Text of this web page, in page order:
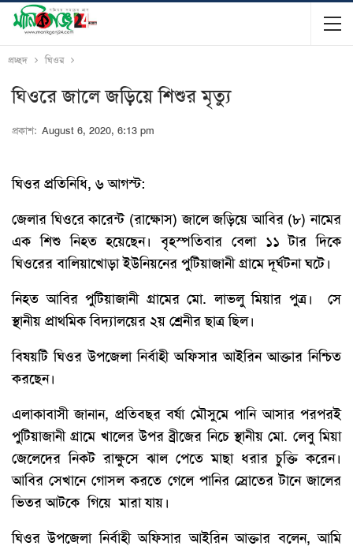
প্রচ্ছদ ঘিওর
ঘিওরে জালে জড়িয়ে শিশুর মৃত্যু
প্রকাশ: August 6, 2020, 6:13 pm
ঘিওর প্রতিনিধি, ৬ আগস্ট:
জেলার ঘিওরে কারেন্ট (রাক্ষোস) জালে জড়িয়ে আবির (৮) নামের
এক শিশু নিহত হয়েছেন। বৃহস্পতিবার বেলা ১১ টার দিকে
ঘিওরের বালিয়াখোড়া ইউনিয়নের পুটিয়াজানী গ্রামে দূর্ঘটনা ঘটে।
নিহত আবির পুটিয়াজানী গ্রামের মো. লাভলু মিয়ার পুত্র। সে
স্থানীয় প্রাথমিক বিদ্যালয়ের ২য় শ্রেনীর ছাত্র ছিল।
বিষয়টি ঘিওর উপজেলা নির্বাহী অফিসার আইরিন আক্তার নিশ্চিত
করছেন।
এলাকাবাসী জানান, প্রতিবছর বর্ষা মৌসুমে পানি আসার পরপরই
পুটিয়াজানী গ্রামে খালের উপর ব্রীজের নিচে স্থানীয় মো. লেবু মিয়া
জেলেদের নিকট রাক্ষুসে ঝাল পেতে মাছা ধরার চুক্তি করেন।
আবির সেখানে গোসল করতে গেলে পানির স্রোতের টানে জালের
ভিতর আটকে গিয়ে মারা যায়।
ঘিওর উপজেলা নির্বাহী অফিসার আইরিন আক্তার বলেন, আমি